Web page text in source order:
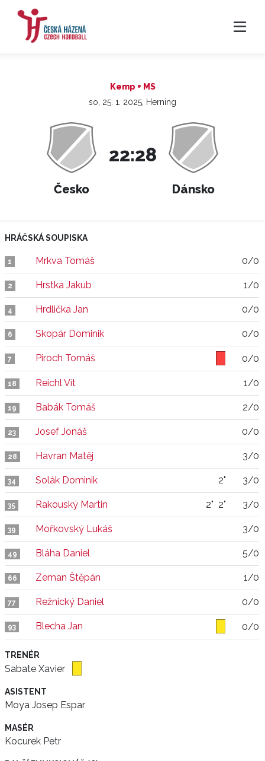
Kemp + MS
so, 25. 1. 2025, Herning
Česko
22:28
Dánsko
HRÁČSKÁ SOUPISKA
1 Mrkva Tomáš 0/0
2 Hrstka Jakub 1/0
4 Hrdlička Jan 0/0
6 Skopár Dominik 0/0
7 Piroch Tomáš 0/0
18 Reichl Vít 1/0
19 Babák Tomáš 2/0
23 Josef Jonáš 0/0
28 Havran Matěj 3/0
34 Solák Dominik 2" 3/0
35 Rakouský Martin 2" 2" 3/0
39 Mořkovský Lukáš 3/0
49 Bláha Daniel 5/0
66 Zeman Štěpán 1/0
77 Režnický Daniel 0/0
93 Blecha Jan 0/0
TRENÉR
Sabate Xavier
ASISTENT
Moya Josep Espar
MASÉR
Kocurek Petr